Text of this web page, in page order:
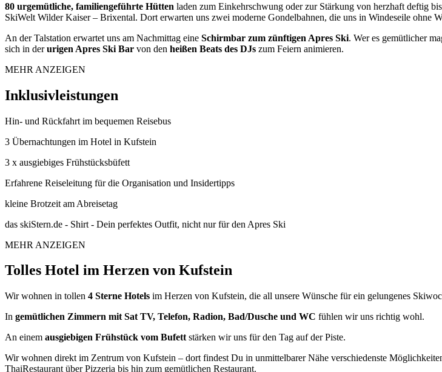
80 urgemütliche, familiengeführte Hütten laden zum Einkehrschwung oder zur Stärkung von herzhaft deftig
SkiWelt Wilder Kaiser – Brixental. Dort erwarten uns zwei moderne Gondelbahnen, die uns in Windeseile ohne
An der Talstation erwartet uns am Nachmittag eine Schirmbar zum zünftigen Apres Ski. Wer es gemütlicher
sich in derurigen Apres Ski Bar von den heißen Beats des DJs zum Feiern animieren.
MEHR ANZEIGEN
Inklusivleistungen
Hin- und Rückfahrt im bequemen Reisebus
3 Übernachtungen im Hotel in Kufstein
3 x ausgiebiges Frühstücksbüfett
Erfahrene Reiseleitung für die Organisation und Insidertipps
kleine Brotzeit am Abreisetag
das skiStern.de - Shirt - Dein perfektes Outfit, nicht nur für den Apres Ski
MEHR ANZEIGEN
Tolles Hotel im Herzen von Kufstein
Wir wohnen in tollen 4 Sterne Hotels im Herzen von Kufstein, die all unsere Wünsche für ein gelungenes
In gemütlichen Zimmern mit Sat TV, Telefon, Radion, Bad/Dusche und WC fühlen wir uns richtig wohl.
An einem ausgiebigen Frühstück vom Bufett stärken wir uns für den Tag auf der Piste.
Wir wohnen direkt im Zentrum von Kufstein – dort findest Du in unmittelbarer Nähe verschiedenste
ThaiRestaurant über Pizzeria bis hin zum gemütlichen Restaurant.